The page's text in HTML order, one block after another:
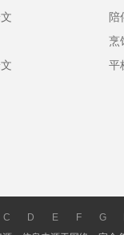
陪
烹
平
C D E F G